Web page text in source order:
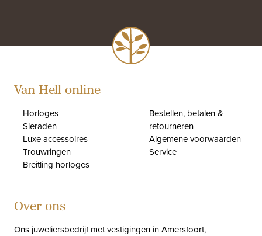
Van Hell online
Horloges
Sieraden
Luxe accessoires
Trouwringen
Breitling horloges
Bestellen, betalen &
retourneren
Algemene voorwaarden
Service
Over ons
Ons juweliersbedrijf met vestigingen in Amersfoort,